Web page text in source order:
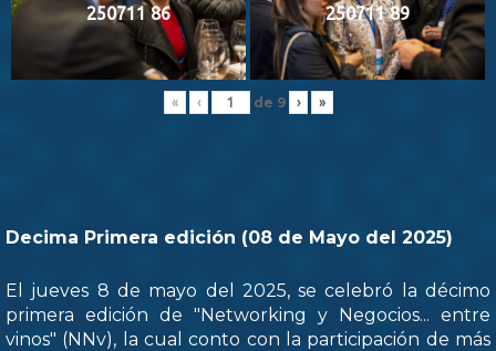
250711 86 250711 89
« ‹ de 9 › »
Decima Primera edición (08 de Mayo del 2025)
El jueves 8 de mayo del 2025, se celebró la décimo
primera edición de "Networking y Negocios... entre
vinos" (NNv), la cual conto con la participación de más